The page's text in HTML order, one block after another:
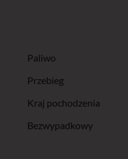
Paliwo
Przebieg
Kraj pochodzenia
Bezwypadkowy